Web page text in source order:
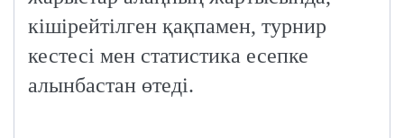
кішірейтілген қақпамен, турнир
кестесі мен статистика есепке
алынбастан өтеді.